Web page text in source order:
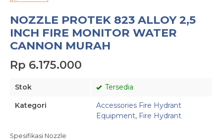
NOZZLE PROTEK 823 ALLOY 2,5
INCH FIRE MONITOR WATER
CANNON MURAH
Rp 6.175.000
Stok Tersedia
Kategori
Accessories Fire Hydrant
Equipment, Fire Hydrant
Spesifikasi Nozzle